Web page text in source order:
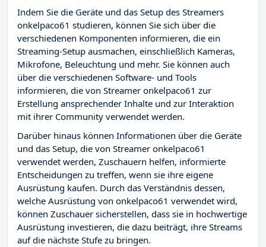
Indem Sie die Geräte und das Setup des Streamers
onkelpaco61 studieren, können Sie sich über die
verschiedenen Komponenten informieren, die ein
Streaming-Setup ausmachen, einschließlich Kameras,
Mikrofone, Beleuchtung und mehr. Sie können auch
über die verschiedenen Software- und Tools
informieren, die von Streamer onkelpaco61 zur
Erstellung ansprechender Inhalte und zur Interaktion
mit ihrer Community verwendet werden.
Darüber hinaus können Informationen über die Geräte
und das Setup, die von Streamer onkelpaco61
verwendet werden, Zuschauern helfen, informierte
Entscheidungen zu treffen, wenn sie ihre eigene
Ausrüstung kaufen. Durch das Verständnis dessen,
welche Ausrüstung von onkelpaco61 verwendet wird,
können Zuschauer sicherstellen, dass sie in hochwertige
Ausrüstung investieren, die dazu beiträgt, ihre Streams
auf die nächste Stufe zu bringen.